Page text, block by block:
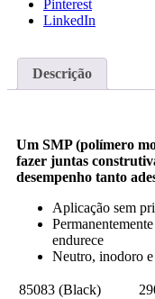
Pinterest
LinkedIn
Descrição
Um SMP (polímero
fazer juntas
desempenho tanto
Aplicação sem
endurece
Neutro, inodoro
85083 (Black)